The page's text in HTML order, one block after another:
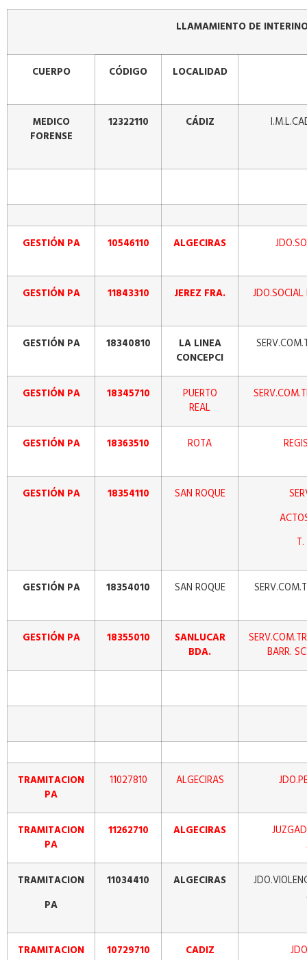
LLAMAMIENTO DE
CUERPO CÓDIGO LOCALIDAD
MEDICO
FORENSE
12322110 CÁDIZ
GESTIÓN PA 10546110 ALGECIRAS
GESTIÓN PA 11843310 JEREZ FRA. JDO.SOCIAL
GESTIÓN PA 18340810
LA LINEA
CONCEPCI
GESTIÓN PA 18345710
PUERTO
REAL
GESTIÓN PA 18363510 ROTA
GESTIÓN PA 18354110 SAN ROQUE
GESTIÓN PA 18354010 SAN ROQUE
GESTIÓN PA 18355010
SANLUCAR
BDA.
BARR.
TRAMITACION
PA
11027810 ALGECIRAS
TRAMITACION
PA
11262710 ALGECIRAS
TRAMITACION
PA
11034410 ALGECIRAS
TRAMITACION 10729710 CADIZ